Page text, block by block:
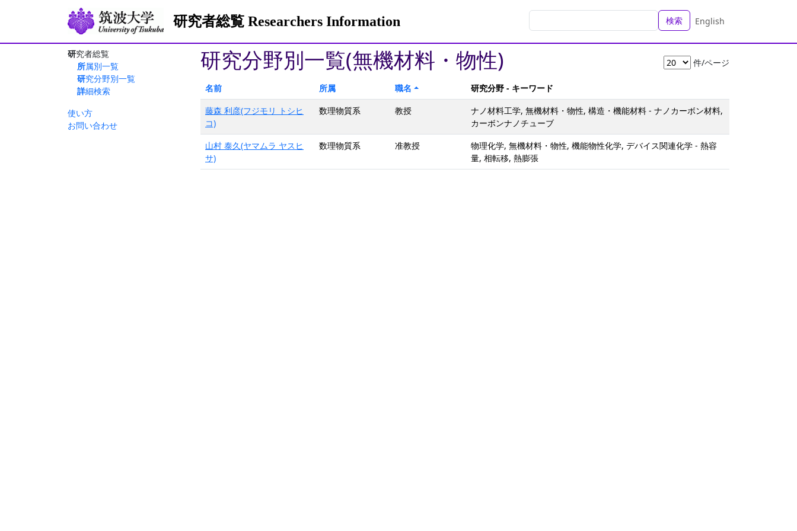
研究者総覧 Researchers Information 検索 English
研究者総覧
所属別一覧
研究分野別一覧
詳細検索
使い方
お問い合わせ
研究分野別一覧(無機材料・物性) 件/ページ
名前 所属 職名
研究分野 - キーワード
藤森 利彦(フジモリ トシヒ
コ)
数理物質系 教授
ナノ材料工学, 無機材料・物性, 構造・機能材料 - ナノカーボン材料,
カーボンナノチューブ
山村 泰久(ヤマムラ ヤスヒ
サ)
数理物質系 准教授
物理化学, 無機材料・物性, 機能物性化学, デバイス関連化学 - 熱容
量, 相転移, 熱膨張